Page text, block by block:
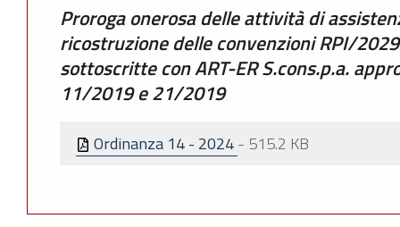
Proroga onerosa delle attività di
ricostruzione delle convenzioni RPI/
sottoscritte con ART-ER S.cons.p.a.
11/2019 e 21/2019
Ordinanza 14 - 2024- 515.2 KB